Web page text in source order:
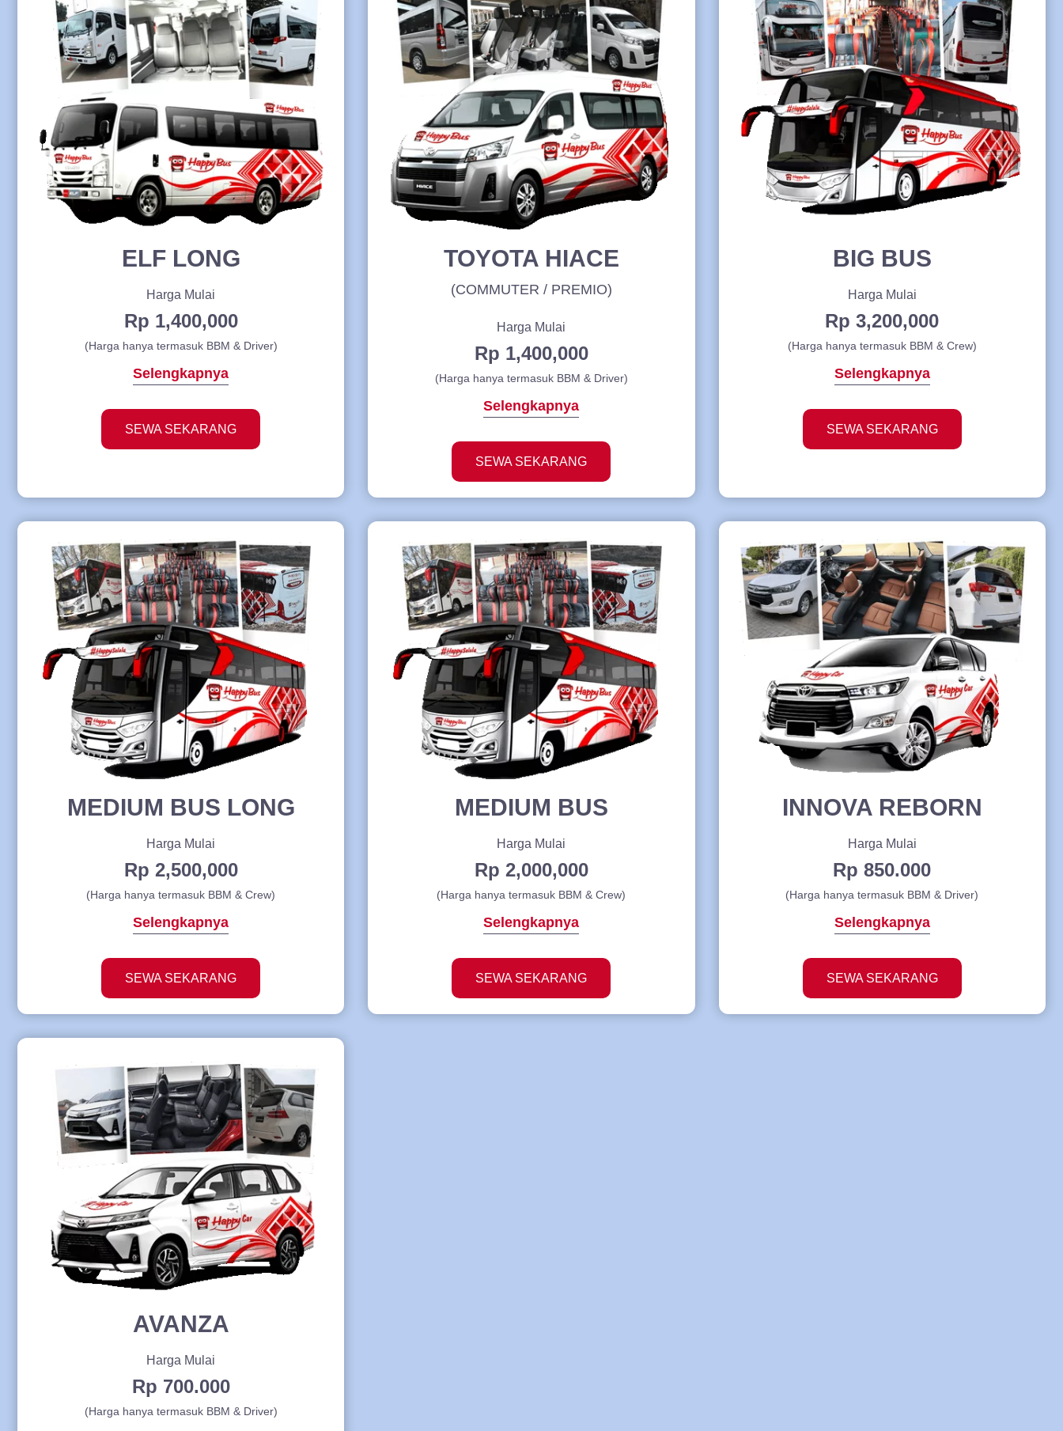
ELF LONG
Harga Mulai
Rp 1,400,000
(Harga hanya termasuk BBM & Driver)
Selengkapnya
SEWA SEKARANG
TOYOTA HIACE
(COMMUTER / PREMIO)
Harga Mulai
Rp 1,400,000
(Harga hanya termasuk BBM & Driver)
Selengkapnya
SEWA SEKARANG
BIG BUS
Harga Mulai
Rp 3,200,000
(Harga hanya termasuk BBM & Crew)
Selengkapnya
SEWA SEKARANG
MEDIUM BUS LONG
Harga Mulai
Rp 2,500,000
(Harga hanya termasuk BBM & Crew)
Selengkapnya
SEWA SEKARANG
MEDIUM BUS
Harga Mulai
Rp 2,000,000
(Harga hanya termasuk BBM & Crew)
Selengkapnya
SEWA SEKARANG
INNOVA REBORN
Harga Mulai
Rp 850.000
(Harga hanya termasuk BBM & Driver)
Selengkapnya
SEWA SEKARANG
AVANZA
Harga Mulai
Rp 700.000
(Harga hanya termasuk BBM & Driver)